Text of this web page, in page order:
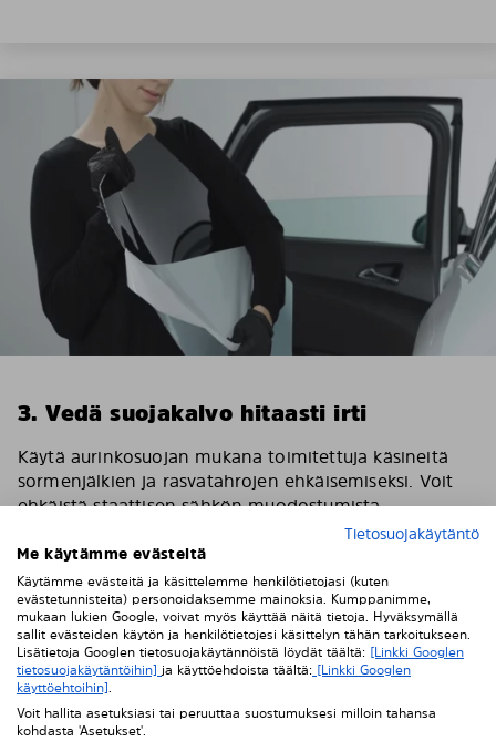
3. Vedä suojakalvo hitaasti irti
Käytä aurinkosuojan mukana toimitettuja käsineitä
sormenjälkien ja rasvatahrojen ehkäisemiseksi. Voit
ehkäistä staattisen sähkön muodostumista
pyyhkimällä suojakalvon kevyesti kostutetulla liinalla.
Vedä sitten suojakalvo hitaasti pois ensimmäisen
tummennuspaneelin päältä.
Tietosuojakäytäntö
Me käytämme evästeitä
Käytämme evästeitä ja käsittelemme henkilötietojasi (kuten
evästetunnisteita) personoidaksemme mainoksia. Kumppanimme,
mukaan lukien Google, voivat myös käyttää näitä tietoja. Hyväksymällä
sallit evästeiden käytön ja henkilötietojesi käsittelyn tähän tarkoitukseen.
Lisätietoja Googlen tietosuojakäytännöistä löydät täältä: [Linkki Googlen
tietosuojakäytäntöihin] ja käyttöehdoista täältä: [Linkki Googlen
käyttöehtoihin].
Voit hallita asetuksiasi tai peruuttaa suostumuksesi milloin tahansa
kohdasta 'Asetukset'.